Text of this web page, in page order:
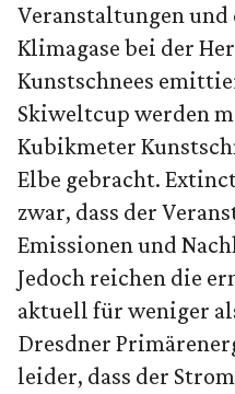
Veranstaltungen und
Klimagase bei der
Kunstschnees
Skiweltcup werden
Kubikmeter
Elbe gebracht.
zwar, dass der
Emissionen und
Jedoch reichen die
aktuell für weniger
Dresdner
leider, dass der